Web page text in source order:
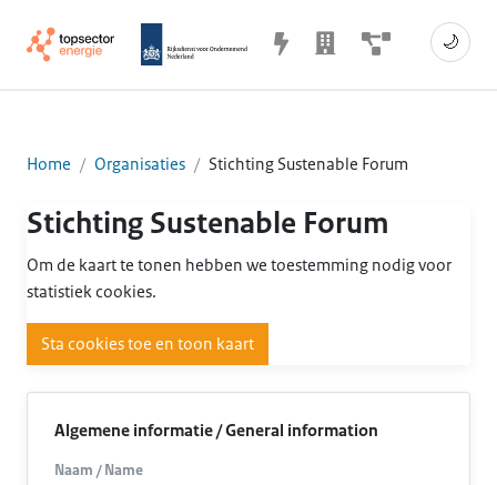
🌙
Home Organisaties Stichting Sustenable Forum
Stichting Sustenable Forum
Om de kaart te tonen hebben we toestemming nodig voor
statistiek cookies.
Sta cookies toe en toon kaart
Algemene informatie / General information
Naam / Name